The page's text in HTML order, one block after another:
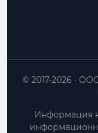
© 2017-2026
Информация